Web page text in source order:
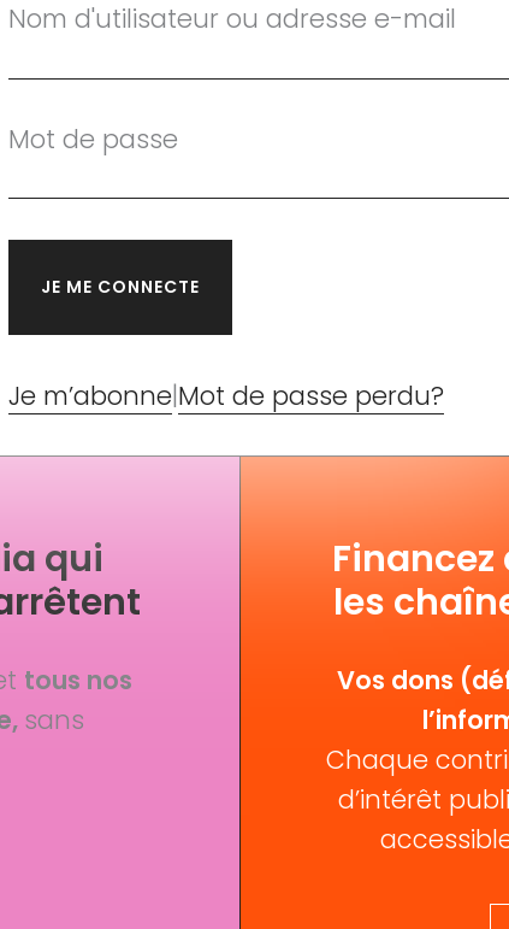
Nom d'utilisateur ou adresse e-mail
Mot de passe
Je m’abonne|Mot de passe perdu?
qui
tous nos
sans
les
Vos dons
Chaque
d’intérêt